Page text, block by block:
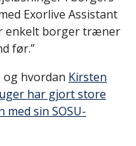
Exorlive Assistant
enkelt borger træner
før.”
og hvordan Kirsten
har gjort store
sin SOSU-